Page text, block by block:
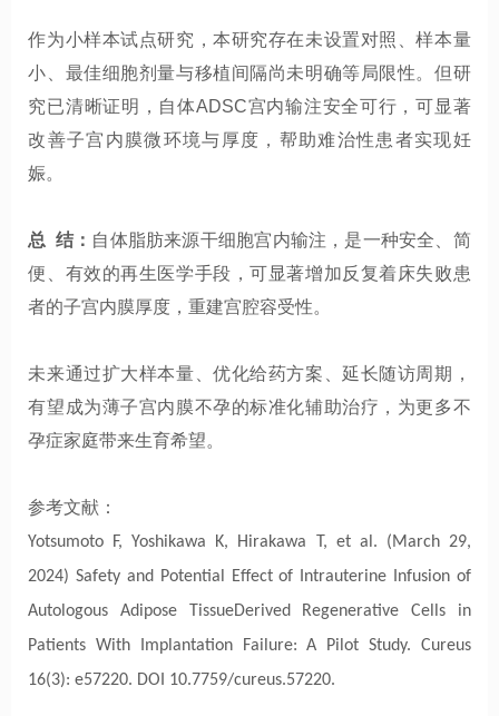
作为小样本试点研究，本研究存在未设置对照、样本量
小、最佳细胞剂量与移植间隔尚未明确等局限性。但研
究已清晰证明，自体ADSC宫内输注安全可行，可显著
改善子宫内膜微环境与厚度，帮助难治性患者实现妊
娠。
总 结： 自体脂肪来源干细胞宫内输注，是一种安全、简
便、有效的再生医学手段，可显著增加反复着床失败患
者的子宫内膜厚度，重建宫腔容受性。
未来通过扩大样本量、优化给药方案、延长随访周期，
有望成为薄子宫内膜不孕的标准化辅助治疗，为更多不
孕症家庭带来生育希望。
参考文献：
Yotsumoto F, Yoshikawa K, Hirakawa T, et al. (March 29,
2024) Safety and Potential Effect of Intrauterine Infusion of
Autologous Adipose TissueDerived Regenerative Cells in
Patients With Implantation Failure: A Pilot Study. Cureus
16(3): e57220. DOI 10.7759/cureus.57220.